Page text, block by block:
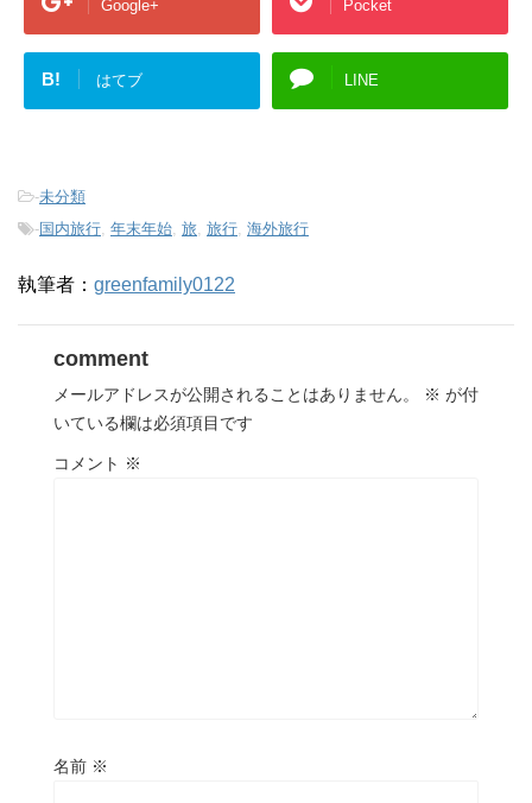
Google+ Pocket
B! はてブ LINE
-未分類
-国内旅行 年末年始 旅 旅行 海外旅行
執筆者： greenfamily0122
comment
メールアドレスが公開されることはありません。 ※ が付
いている欄は必須項目です
コメント ※
名前 ※